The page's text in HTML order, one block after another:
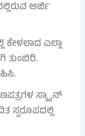
ಅರ್ಜಿ
ಎಲ್ಲಾ
ತುಂಬಿರಿ.
ಸ್ಕ್ಯಾನ್
ಸ್ವರೂಪದಲ್ಲಿ